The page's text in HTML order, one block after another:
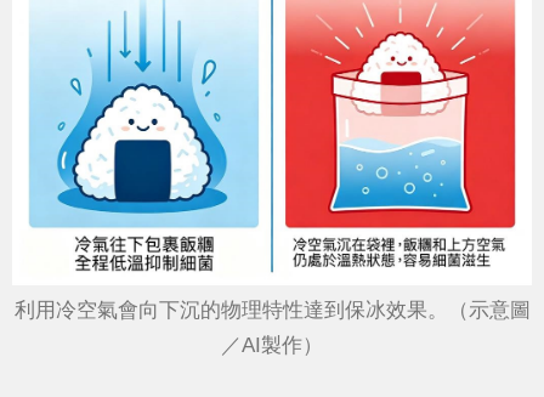
利用冷空氣會向下沉的物理特性達到保冰效果。（示意圖
／AI製作）